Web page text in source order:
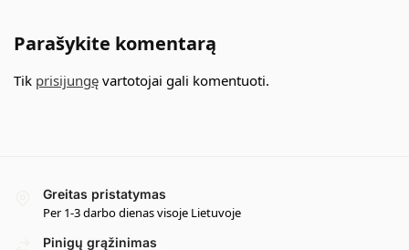
Parašykite komentarą
Tik prisijungę vartotojai gali komentuoti.
Greitas pristatymas
Per 1-3 darbo dienas visoje Lietuvoje
Pinigų grąžinimas